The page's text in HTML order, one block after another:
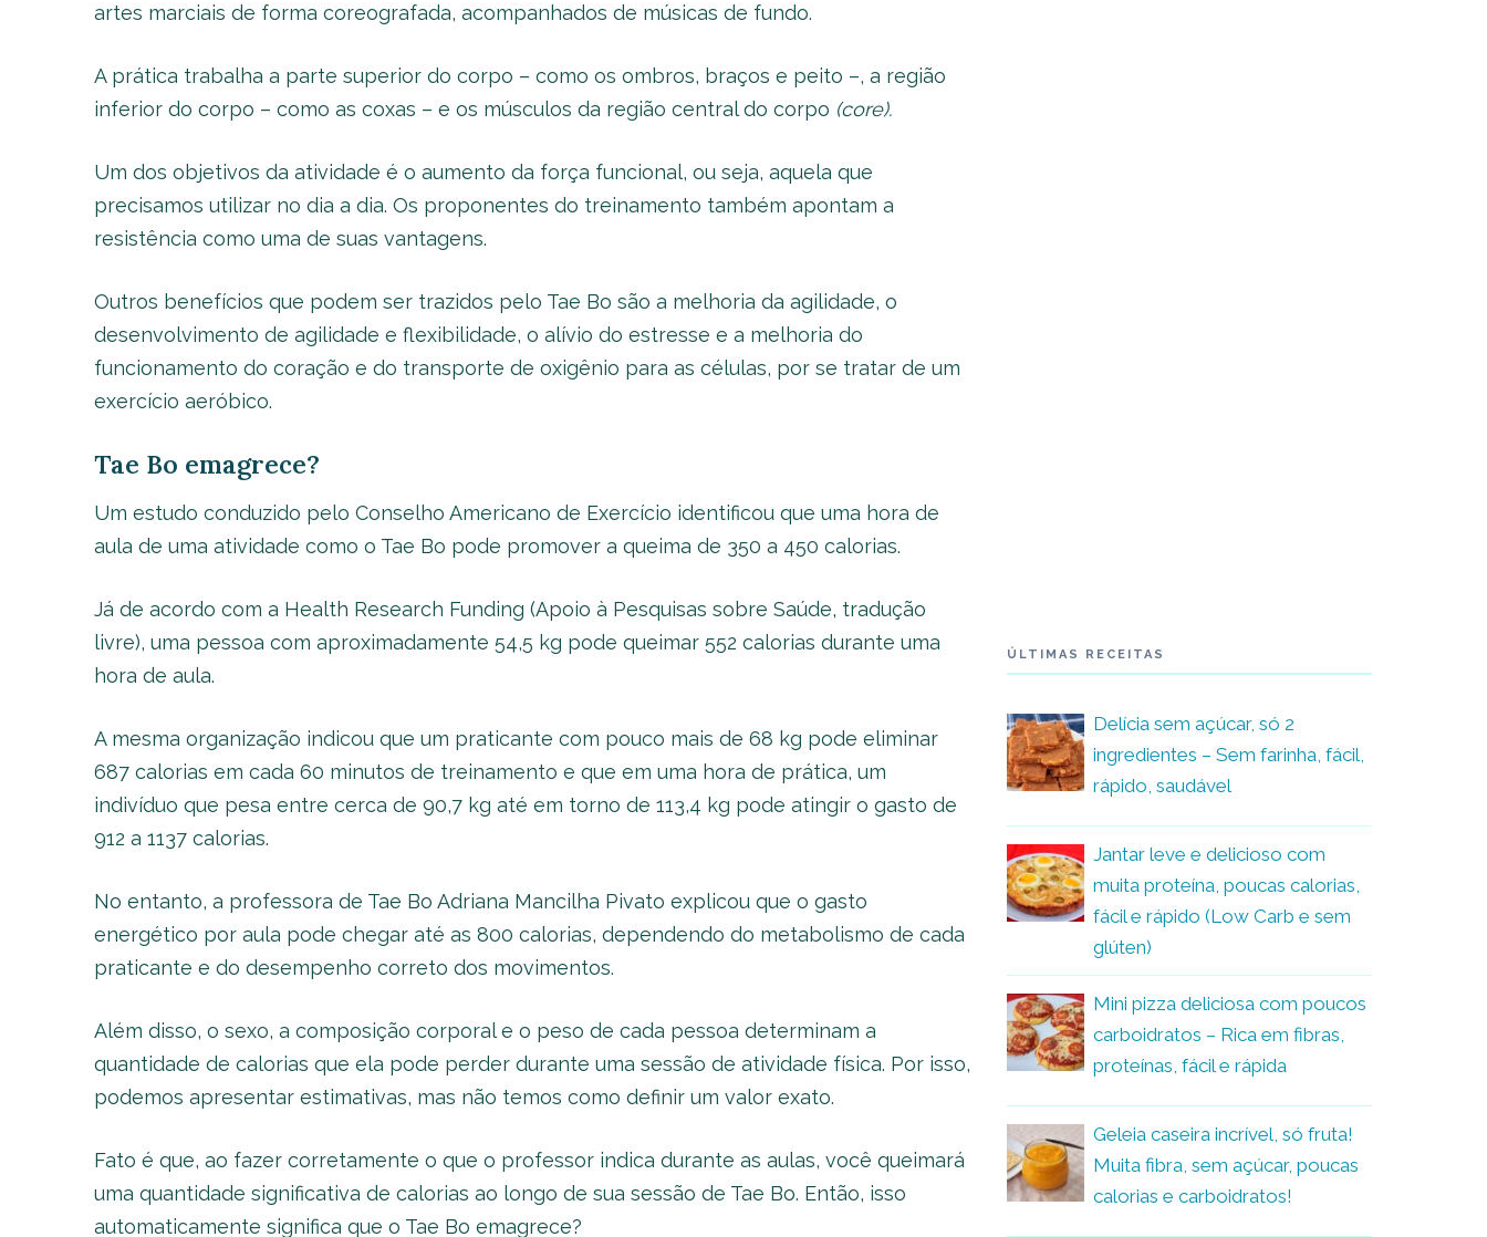
artes marciais de forma coreografada, acompanhados de músicas de fundo.
A prática trabalha a parte superior do corpo – como os ombros, braços e peito –, a região
inferior do corpo – como as coxas – e os músculos da região central do corpo (core).
Um dos objetivos da atividade é o aumento da força funcional, ou seja, aquela que
precisamos utilizar no dia a dia. Os proponentes do treinamento também apontam a
resistência como uma de suas vantagens.
Outros benefícios que podem ser trazidos pelo Tae Bo são a melhoria da agilidade, o
desenvolvimento de agilidade e flexibilidade, o alívio do estresse e a melhoria do
funcionamento do coração e do transporte de oxigênio para as células, por se tratar de um
exercício aeróbico.
Tae Bo emagrece?
Um estudo conduzido pelo Conselho Americano de Exercício identificou que uma hora de
aula de uma atividade como o Tae Bo pode promover a queima de 350 a 450 calorias.
Já de acordo com a Health Research Funding (Apoio à Pesquisas sobre Saúde, tradução
livre), uma pessoa com aproximadamente 54,5 kg pode queimar 552 calorias durante uma
hora de aula.
A mesma organização indicou que um praticante com pouco mais de 68 kg pode eliminar
687 calorias em cada 60 minutos de treinamento e que em uma hora de prática, um
indivíduo que pesa entre cerca de 90,7 kg até em torno de 113,4 kg pode atingir o gasto de
912 a 1137 calorias.
No entanto, a professora de Tae Bo Adriana Mancilha Pivato explicou que o gasto
energético por aula pode chegar até as 800 calorias, dependendo do metabolismo de cada
praticante e do desempenho correto dos movimentos.
Além disso, o sexo, a composição corporal e o peso de cada pessoa determinam a
quantidade de calorias que ela pode perder durante uma sessão de atividade física. Por isso,
podemos apresentar estimativas, mas não temos como definir um valor exato.
Fato é que, ao fazer corretamente o que o professor indica durante as aulas, você queimará
uma quantidade significativa de calorias ao longo de sua sessão de Tae Bo. Então, isso
automaticamente significa que o Tae Bo emagrece?
ÚLTIMAS RECEITAS
Delícia sem açúcar, só 2
ingredientes – Sem farinha, fácil,
rápido, saudável
Jantar leve e delicioso com
muita proteína, poucas calorias,
fácil e rápido (Low Carb e sem
glúten)
Mini pizza deliciosa com poucos
carboidratos – Rica em fibras,
proteínas, fácil e rápida
Geleia caseira incrível, só fruta!
Muita fibra, sem açúcar, poucas
calorias e carboidratos!